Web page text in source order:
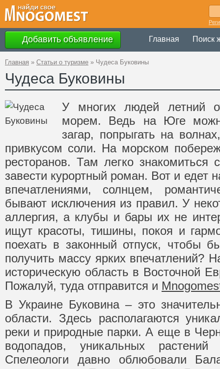
Добавить объявление Главная Поиск
Главная » Статьи о туризме » Чудеса Буковины
Чудеса Буковины
У многих людей летний
морем. Ведь на Юге
загар, попрыгать на
привкусом соли. На морском
ресторанов. Там легко
завести курортный роман. Вот и едет
впечатлениями, солнцем,
бывают исключения из правил. У
аллергия, а клубы и бары их не
ищут красоты, тишины, покоя и
поехать в законный отпуск, чтобы
получить массу ярких впечатлений?
историческую область в Восточной
Пожалуй, туда отправится и
В Украине Буковина – это
области. Здесь располагаются
реки и природные парки. А еще в
водопадов, уникальных
Спелеологи давно облюбовали